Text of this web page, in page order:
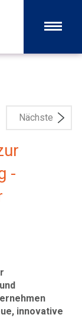
Nächste
-
innovative